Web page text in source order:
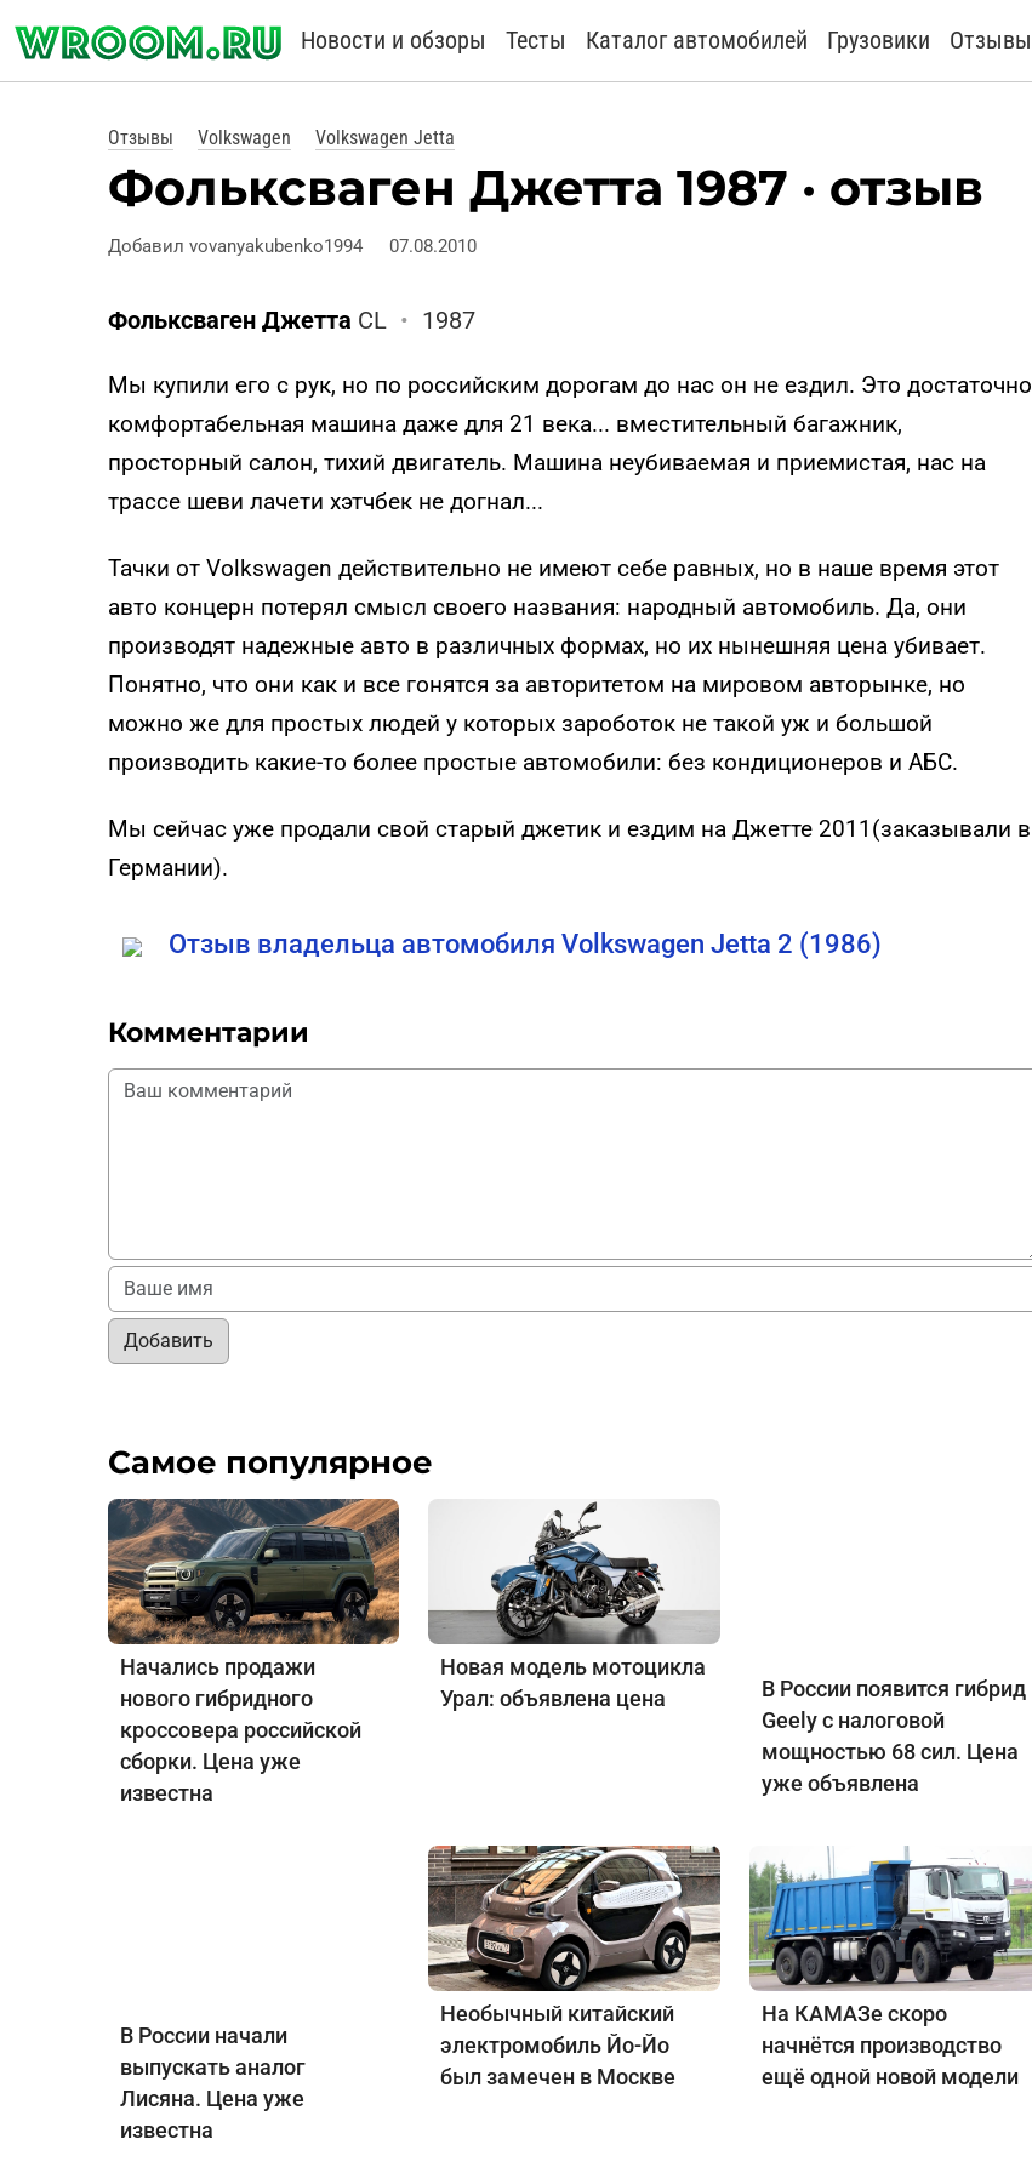
Новости и обзоры Тесты Каталог автомобилей Грузовики Отзывы
Отзывы Volkswagen Volkswagen Jetta
Фольксваген Джетта 1987 · отзыв
Добавил vovanyakubenko1994 07.08.2010
Фольксваген Джетта CL • 1987
Мы купили его с рук, но по российским дорогам до нас он не ездил. Это достаточно
комфортабельная машина даже для 21 века... вместительный багажник,
просторный салон, тихий двигатель. Машина неубиваемая и приемистая, нас на
трассе шеви лачети хэтчбек не догнал...
Тачки от Vоlkswagen действительно не имеют себе равных, но в наше время этот
авто концерн потерял смысл своего названия: народный автомобиль. Да, они
производят надежные авто в различных формах, но их нынешняя цена убивает.
Понятно, что они как и все гонятся за авторитетом на мировом авторынке, но
можно же для простых людей у которых зароботок не такой уж и большой
производить какие-то более простые автомобили: без кондиционеров и АБС.
Мы сейчас уже продали свой старый джетик и ездим на Джетте 2011(заказывали в
Германии).
Отзыв владельца автомобиля Volkswagen Jetta 2 (1986)
Комментарии
Добавить
Самое популярное
Начались продажи
нового гибридного
кроссовера российской
сборки. Цена уже
известна
Новая модель мотоцикла
Урал: объявлена цена
В России появится гибрид
Geely с налоговой
мощностью 68 сил. Цена
уже объявлена
В России начали
выпускать аналог
Лисяна. Цена уже
известна
Необычный китайский
электромобиль Йо-Йо
был замечен в Москве
На КАМАЗе скоро
начнётся производство
ещё одной новой модели